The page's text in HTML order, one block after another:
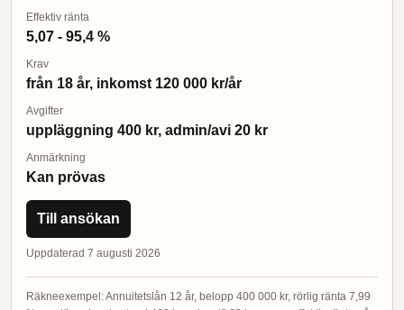
Effektiv ränta
5,07 - 95,4 %
Krav
från 18 år, inkomst 120 000 kr/år
Avgifter
uppläggning 400 kr, admin/avi 20 kr
Anmärkning
Kan prövas
Till ansökan
Uppdaterad 7 augusti 2026
Räkneexempel: Annuitetslån 12 år, belopp 400 000 kr, rörlig ränta 7,99